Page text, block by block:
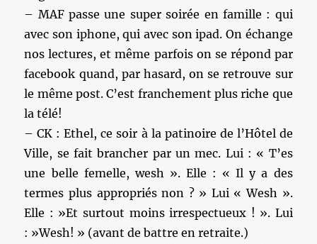
– MAF passe une super soirée en famille : qui
avec son iphone, qui avec son ipad. On échange
nos lectures, et même parfois on se répond par
facebook quand, par hasard, on se retrouve sur
le même post. C’est franchement plus riche que
la télé!
– CK : Ethel, ce soir à la patinoire de l’Hôtel de
Ville, se fait brancher par un mec. Lui : « T’es
une belle femelle, wesh ». Elle : « Il y a des
termes plus appropriés non ? » Lui « Wesh ».
Elle : »Et surtout moins irrespectueux ! ». Lui
: »Wesh! » (avant de battre en retraite.)